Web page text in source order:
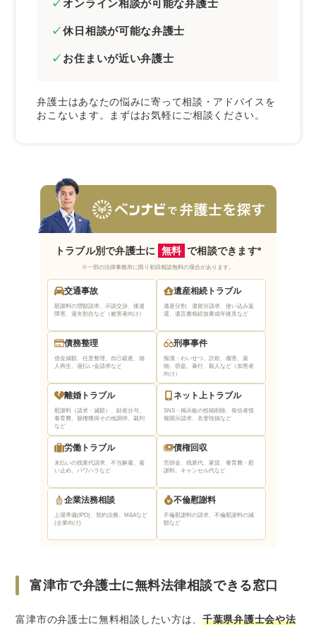
オンライン相談が可能な弁護士
休日相談が可能な弁護士
お住まいが近い弁護士
弁護士はあなたの悩みに寄って相談・アドバイスを
おこないます。まずはお気軽にご相談ください。
トラブル別で弁護士に 無料 で相談できます*
※一部の法律事務所に限り初回相談無料の場合があります。
交通事故
慰謝料の増額請求、示談交渉、後遺
障害、過失割合など（被害者向け）
遺産相続トラブル
遺産分割、遺留分請求、使い込み返
還、遺言書相続放棄成年後見など
債務整理
借金減額、任意整理、自己破産、個
人再生、過払い金請求など
刑事事件
痴漢・わいせつ、詐欺、傷害、薬
物、窃盗、暴行、殺人など（加害者
向け）
離婚トラブル
慰謝料（請求・減額）、財産分与、
養育費、親権獲得その他調停、裁判
など
ネット上トラブル
SNS・掲示板の投稿削除、発信者情
報開示請求、名誉毀損など
労働トラブル
未払いの残業代請求、不当解雇、雇
い止め、パワハラなど
債権回収
売掛金、残業代、家賃、養育費・慰
謝料、キャンセル代など
企業法務相談
上場準備(IPO)、契約法務、M&Aなど
(企業向け)
不倫慰謝料
不倫慰謝料の請求、不倫慰謝料の減
額など
富津市で弁護士に無料法律相談できる窓口
富津市の弁護士に無料相談したい方は、千葉県弁護士会や法